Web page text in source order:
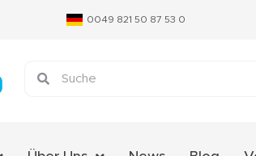
0049 821 50 87 53 0